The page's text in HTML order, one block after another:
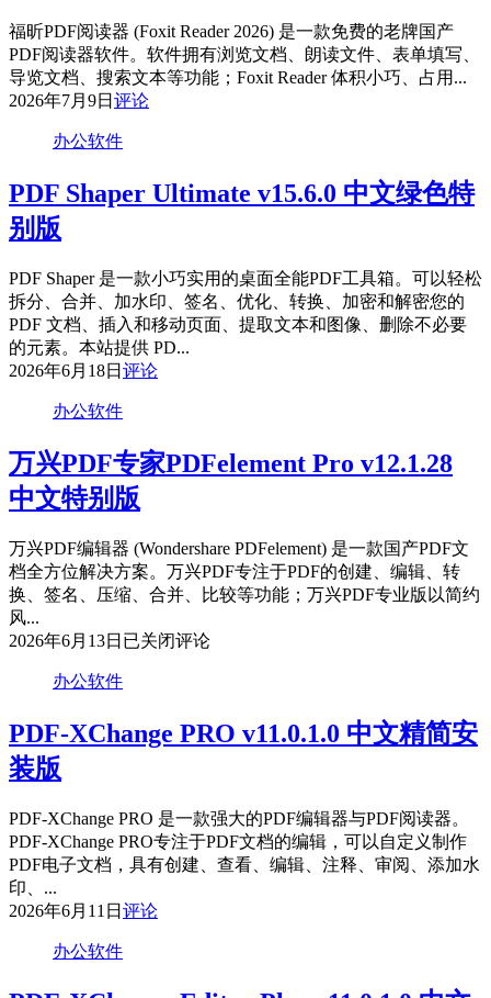
福昕PDF阅读器 (Foxit Reader 2026) 是一款免费的老牌国产
PDF阅读器软件。软件拥有浏览文档、朗读文件、表单填写、
导览文档、搜索文本等功能；Foxit Reader 体积小巧、占用...
2026年7月9日 评论
办公软件
PDF Shaper Ultimate v15.6.0 中文绿色特
别版
PDF Shaper 是一款小巧实用的桌面全能PDF工具箱。可以轻松
拆分、合并、加水印、签名、优化、转换、加密和解密您的
PDF 文档、插入和移动页面、提取文本和图像、删除不必要
的元素。本站提供 PD...
2026年6月18日 评论
办公软件
万兴PDF专家PDFelement Pro v12.1.28
中文特别版
万兴PDF编辑器 (Wondershare PDFelement) 是一款国产PDF文
档全方位解决方案。万兴PDF专注于PDF的创建、编辑、转
换、签名、压缩、合并、比较等功能；万兴PDF专业版以简约
风...
2026年6月13日 万
PDF
家
PDFelement
中
文
特
别
版
已关闭评论
办公软件
PDF-XChange PRO v11.0.1.0 中文精简安
装版
PDF-XChange PRO 是一款强大的PDF编辑器与PDF阅读器。
PDF-XChange PRO专注于PDF文档的编辑，可以自定义制作
PDF电子文档，具有创建、查看、编辑、注释、审阅、添加水
印、...
2026年6月11日 评论
办公软件